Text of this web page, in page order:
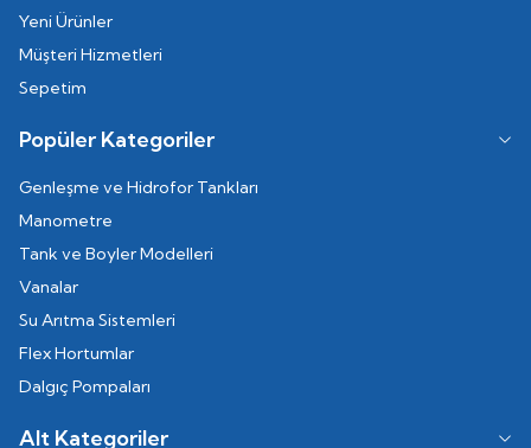
Yeni Ürünler
Müşteri Hizmetleri
Sepetim
Popüler Kategoriler
Genleşme ve Hidrofor Tankları
Manometre
Tank ve Boyler Modelleri
Vanalar
Su Arıtma Sistemleri
Flex Hortumlar
Dalgıç Pompaları
Alt Kategoriler